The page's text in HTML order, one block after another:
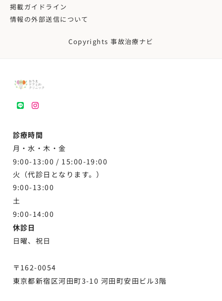
掲載ガイドライン
情報の外部送信について
Copyrights 事故治療ナビ
LINEinstagram
診療時間
月・水・木・金
9:00-13:00 / 15:00-19:00
火（代診日となります。）
9:00-13:00
土
9:00-14:00
休診日
日曜、祝日
〒162-0054
東京都新宿区河田町3-10 河田町安田ビル3階